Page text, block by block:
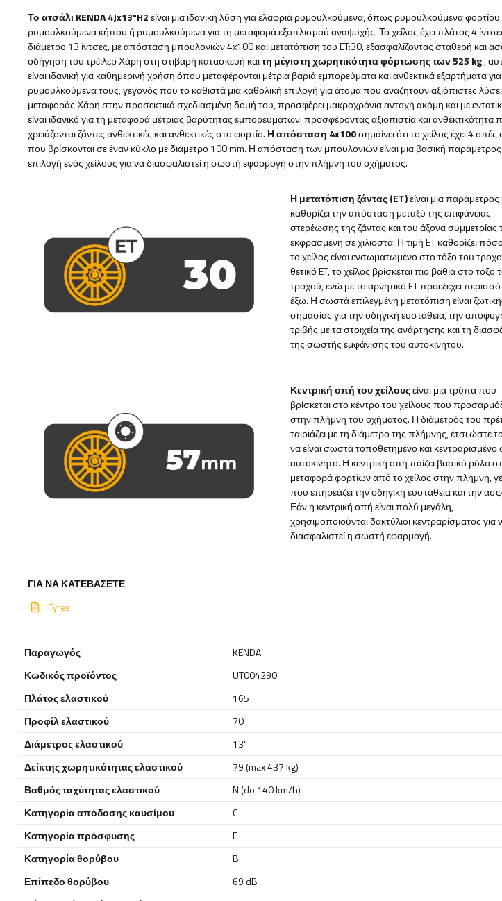
Το ατσάλι KENDA 4Jx13"H2είναι μια ιδανική λύση για ελαφριά ρυμουλκούμενα, όπως ρυμουλκούμενα φορτίου,
ρυμουλκούμενα κήπου ή ρυμουλκούμενα για τη μεταφορά εξοπλισμού αναψυχής. Το χείλος έχει πλάτος 4
διάμετρο 13 ίντσες, με απόσταση μπουλονιών 4x100 και μετατόπιση του ET:30, εξασφαλίζοντας σταθερή και
οδήγηση του τρέιλερ Χάρη στη στιβαρή κατασκευή καιτη μέγιστη χωρητικότητα φόρτωσης των 525 kg,
είναι ιδανική για καθημερινή χρήση όπου μεταφέρονται μέτρια βαριά εμπορεύματα και ανθεκτικά εξαρτήματα
ρυμουλκούμενα τους, γεγονός που το καθιστά μια καθολική επιλογή για άτομα που αναζητούν αξιόπιστες
μεταφοράς Χάρη στην προσεκτικά σχεδιασμένη δομή του, προσφέρει μακροχρόνια αντοχή ακόμη και με
είναι ιδανικό για τη μεταφορά μέτριας βαρύτητας εμπορευμάτων. προσφέροντας αξιοπιστία και ανθεκτικότητα
χρειάζονται ζάντες ανθεκτικές και ανθεκτικές στο φορτίο. Η απόσταση 4x100σημαίνει ότι το χείλος έχει 4
που βρίσκονται σε έναν κύκλο με διάμετρο 100 mm. Η απόσταση των μπουλονιών είναι μια βασική
επιλογή ενός χείλους για να διασφαλιστεί η σωστή εφαρμογή στην πλήμνη του οχήματος.
Η μετατόπιση ζάντας (ET)είναι μια
καθορίζει την απόσταση μεταξύ της επιφάνειας
στερέωσης της ζάντας και του άξονα συμμετρίας
εκφρασμένη σε χιλιοστά. Η τιμή ET καθορίζει
το χείλος είναι ενσωματωμένο στο τόξο του
θετικό ET, το χείλος βρίσκεται πιο βαθιά στο τόξο
τροχού, ενώ με το αρνητικό ET προεξέχει
έξω. Η σωστά επιλεγμένη μετατόπιση είναι
σημασίας για την οδηγική ευστάθεια, την
τριβής με τα στοιχεία της ανάρτησης και τη
της σωστής εμφάνισης του αυτοκινήτου.
Κεντρική οπή του χείλουςείναι μια τρύπα που
βρίσκεται στο κέντρο του χείλους που
στην πλήμνη του οχήματος. Η διάμετρός του
ταιριάζει με τη διάμετρο της πλήμνης, έτσι ώστε
να είναι σωστά τοποθετημένο και κεντραρισμένο
αυτοκίνητο. Η κεντρική οπή παίζει βασικό ρόλο
μεταφορά φορτίων από το χείλος στην πλήμνη,
που επηρεάζει την οδηγική ευστάθεια και την
Εάν η κεντρική οπή είναι πολύ μεγάλη,
χρησιμοποιούνται δακτύλιοι κεντραρίσματος για
διασφαλιστεί η σωστή εφαρμογή.
ΓΙΑ ΝΑ ΚΑΤΕΒΆΣΕΤΕ
Tyres
Παραγωγός
KENDA
Κωδικός προϊόντος
UT004290
Πλάτος ελαστικού
165
Προφίλ ελαστικού
70
Διάμετρος ελαστικού
13"
Δείκτης χωρητικότητας ελαστικού
79 (max 437 kg)
Βαθμός ταχύτητας ελαστικού
N (do 140 km/h)
Κατηγορία απόδοσης καυσίμου
C
Κατηγορία πρόσφυσης
E
Κατηγορία θορύβου
B
Επίπεδο θορύβου
69 dB